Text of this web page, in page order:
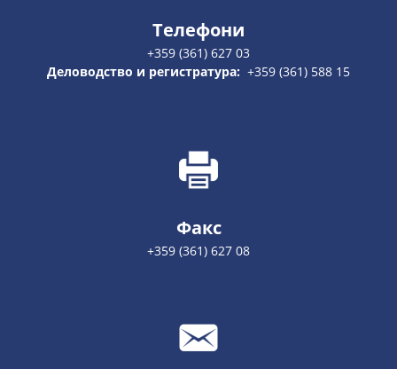
Телефони
+359 (361) 627 03
Деловодство и регистратура: +359 (361) 588 15
Факс
+359 (361) 627 08